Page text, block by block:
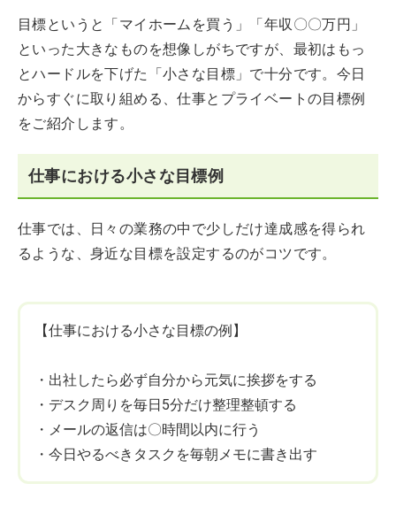
目標というと「マイホームを買う」「年収〇〇万円」
といった大きなものを想像しがちですが、最初はもっ
とハードルを下げた「小さな目標」で十分です。今日
からすぐに取り組める、仕事とプライベートの目標例
をご紹介します。
仕事における小さな目標例
仕事では、日々の業務の中で少しだけ達成感を得られ
るような、身近な目標を設定するのがコツです。
【仕事における小さな目標の例】
・出社したら必ず自分から元気に挨拶をする
・デスク周りを毎日5分だけ整理整頓する
・メールの返信は〇時間以内に行う
・今日やるべきタスクを毎朝メモに書き出す